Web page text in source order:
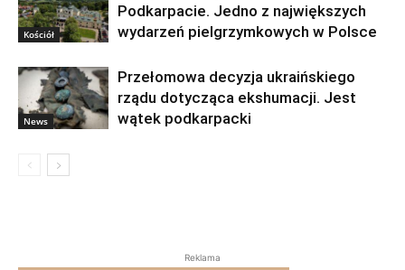
Kościół
Podkarpacie. Jedno z największych
wydarzeń pielgrzymkowych w Polsce
News
Przełomowa decyzja ukraińskiego
rządu dotycząca ekshumacji. Jest
wątek podkarpacki
Reklama